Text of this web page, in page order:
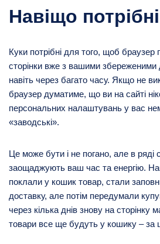
Навіщо
Куки потрібні для того, щоб браузер
сторінки вже з вашими збереженими
навіть через багато часу. Якщо не
браузер думатиме, що ви на сайті
персональних налаштувань у вас
«заводські».
Це може бути і не погано, але в ряді
заощаджують ваш час та енергію.
поклали у кошик товар, стали
доставку, але потім передумали
через кілька днів знову на сторінку
товари все ще будуть у кошику – за